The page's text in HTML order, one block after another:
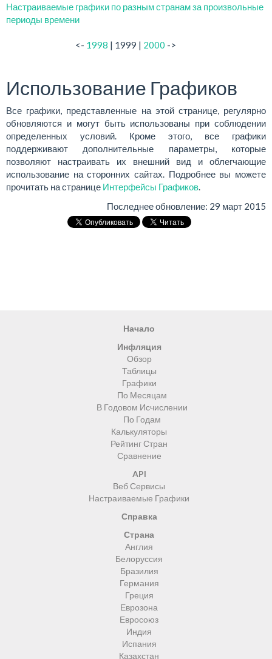
Настраиваемые графики по разным странам за произвольные
периоды времени
<- 1998 | 1999 | 2000 ->
Использование Графиков
Все графики, представленные на этой странице, регулярно
обновляются и могут быть использованы при соблюдении
определенных условий. Кроме этого, все графики
поддерживают дополнительные параметры, которые
позволяют настраивать их внешний вид и облегчающие
использование на сторонних сайтах. Подробнее вы можете
прочитать на странице Интерфейсы Графиков.
Последнее обновление: 29 март 2015
Начало
Инфляция
Обзор
Таблицы
Графики
По Месяцам
В Годовом Исчислении
По Годам
Калькуляторы
Рейтинг Стран
Сравнение
API
Веб Сервисы
Настраиваемые Графики
Справка
Страна
Англия
Белоруссия
Бразилия
Германия
Греция
Еврозона
Евросоюз
Индия
Испания
Казахстан